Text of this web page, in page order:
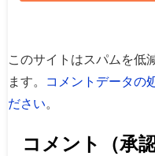
このサイトはスパムを低
ます。
コメントデータの
ださい。
コメント（承